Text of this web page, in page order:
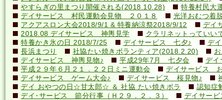
やすらぎの里まつり開催される(2018.10.28)
特養村民大
デイサービス 村民運動会見物 ２０１８
光洋おむつ着
アクアスロン大会2018/9/1 & 特養納涼祭2018/9/12
デイ
2018.08 デイサービス 神輿見学
クラリネットってい
特養かき氷の日 2018/7/25
デイサービス 七夕♪
デ
長浜まつり
社協たい焼きボランティア(2018.2.20)
デイサービス 神輿見物♪
平成29年7月 七夕会
デイ
平成２９年６月２１．２２日ミニ運動会
デイサービス
デイサービス ゲーム大会♪
デイサービス 桜見物♪
デイ おやつの日☆甘太郎☆ ＆ 社協 たい焼きボラ
認知症
デイ･サービス 節分行事（Ｈ２９．２．３）
デイサー